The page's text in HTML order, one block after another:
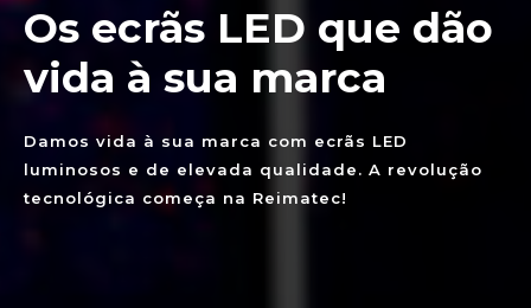
Os ecrãs LED que dão
vida à sua marca
Damos vida à sua marca com ecrãs LED
luminosos e de elevada qualidade. A revolução
tecnológica começa na Reimatec!